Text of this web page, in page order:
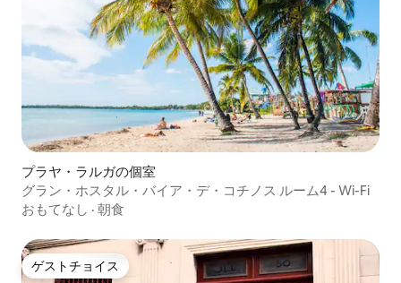
プラヤ・ラルガの個室
グラン・ホスタル・バイア・デ・コチノス ルーム4 - Wi-Fi
おもてなし · 朝食
ゲストチョイス
ゲストチョイス